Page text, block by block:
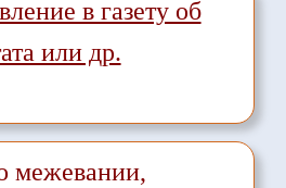
в газету об
или др.
межевании,